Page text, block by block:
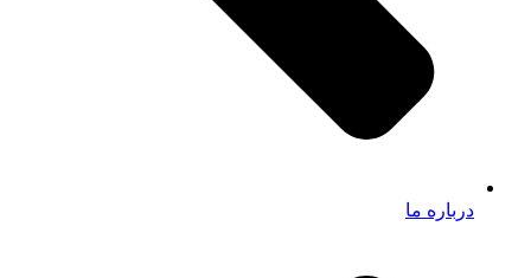
درباره ما